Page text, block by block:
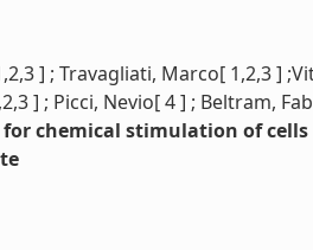
] ; Travagliati, Marco[ 1,2,3 ]
] ; Picci, Nevio[ 4 ] ; Beltram,
for chemical stimulation of